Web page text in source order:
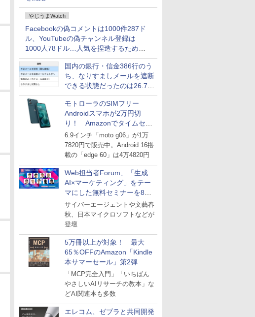
やじうまWatch
Facebookの偽コメントは1000件287ド
ル、YouTubeの偽チャンネル登録は
1000人78ドル…人気を捏造するための
価格リストが公開中
国内の銀行・信金386行のう
ち、なりすましメールを遮断
できる状態だったのは26.7％
にとどまる～GMOブランド
セキュリティ調査
モトローラのSIMフリー
Androidスマホが2万円切
り！ Amazonでタイムセー
ル
6.9インチ「moto g06」が1万
7820円で販売中。Android 16搭
載の「edge 60」は4万4820円
Web担当者Forum、「生成
AI×マーケティング」をテー
マにした無料セミナーを8月
27日にオンライン開催
サイバーエージェントや文藝春
秋、日本マイクロソフトなどが
登壇
5万冊以上が対象！ 最大
65％OFFのAmazon「Kindle
本サマーセール」第2弾
「MCP完全入門」「いちばん
やさしいAIリサーチの教本」な
どAI関連本も多数
エレコム、ゼブラと共同開発